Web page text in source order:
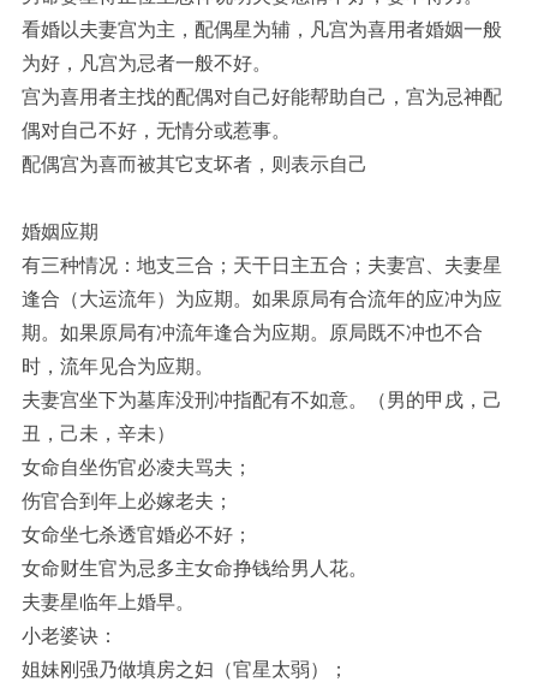
看婚以夫妻宫为主，配偶星为辅，凡宫为喜用者婚姻一般
为好，凡宫为忌者一般不好。
宫为喜用者主找的配偶对自己好能帮助自己，宫为忌神配
偶对自己不好，无情分或惹事。
配偶宫为喜而被其它支坏者，则表示自己
婚姻应期
有三种情况：地支三合；天干日主五合；夫妻宫、夫妻星
逢合（大运流年）为应期。如果原局有合流年的应冲为应
期。如果原局有冲流年逢合为应期。原局既不冲也不合
时，流年见合为应期。
夫妻宫坐下为墓库没刑冲指配有不如意。（男的甲戌，己
丑，己未，辛未）
女命自坐伤官必凌夫骂夫；
伤官合到年上必嫁老夫；
女命坐七杀透官婚必不好；
女命财生官为忌多主女命挣钱给男人花。
夫妻星临年上婚早。
小老婆诀：
姐妹刚强乃做填房之妇（官星太弱）；